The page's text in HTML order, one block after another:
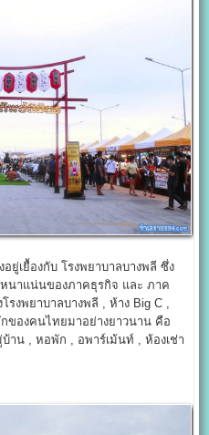
อยู่เยื้องกับ โรงพยาบาลบางพลี ซึ่ง
นาแน่นของภาคธุรกิจ และ ภาค
งพยาบาลบางพลี , ห้าง Big C ,
ของคนไทยมาอย่างยาวนาน คือ
าน , หอพัก , อพาร์เม้นท์ , ห้องเช่า